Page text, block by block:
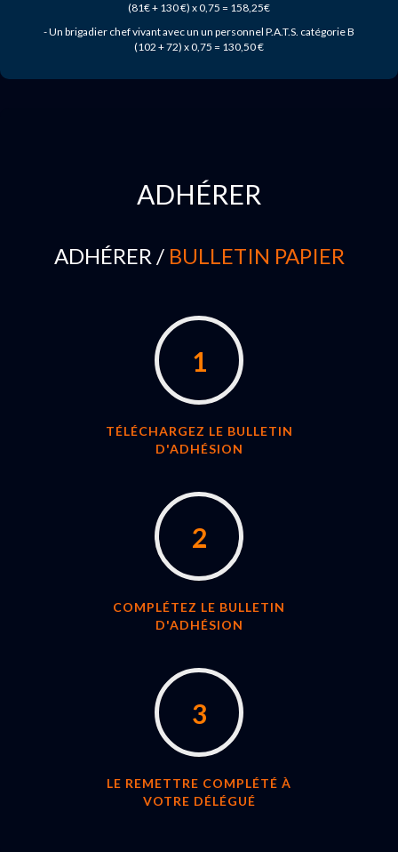
(81€ + 130 €) x 0,75 = 158,25€
- Un brigadier chef vivant avec un un personnel P.A.T.S. catégorie B
(102 + 72) x 0,75 = 130,50 €
ADHÉRER
ADHÉRER /BULLETIN PAPIER
1
TÉLÉCHARGEZ LE BULLETIN
D'ADHÉSION
2
COMPLÉTEZ LE BULLETIN
D'ADHÉSION
3
LE REMETTRE COMPLÉTÉ À
VOTRE DÉLÉGUÉ